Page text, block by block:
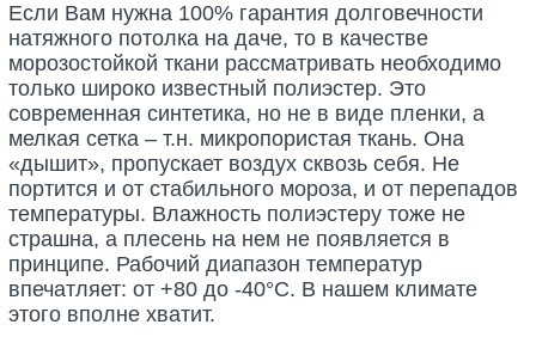
Если Вам нужна 100% гарантия долговечности
натяжного потолка на даче, то в качестве
морозостойкой ткани рассматривать необходимо
только широко известный полиэстер. Это
современная синтетика, но не в виде пленки, а
мелкая сетка – т.н. микропористая ткань. Она
«дышит», пропускает воздух сквозь себя. Не
портится и от стабильного мороза, и от перепадов
температуры. Влажность полиэстеру тоже не
страшна, а плесень на нем не появляется в
принципе. Рабочий диапазон температур
впечатляет: от +80 до -40°С. В нашем климате
этого вполне хватит.